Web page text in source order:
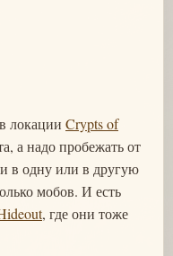
локации Crypts of
а надо пробежать от
в одну или в другую
мобов. И есть
, где они тоже